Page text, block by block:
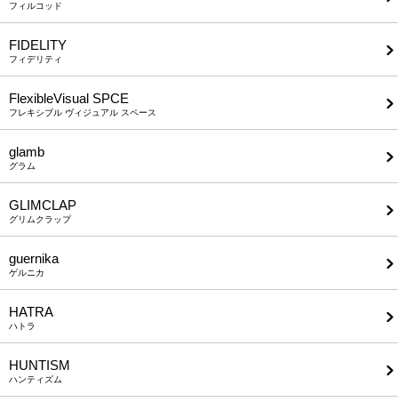
フィルコッド
FIDELITY
フィデリティ
FlexibleVisual SPCE
フレキシブル ヴィジュアル スペース
glamb
グラム
GLIMCLAP
グリムクラップ
guernika
ゲルニカ
HATRA
ハトラ
HUNTISM
ハンティズム